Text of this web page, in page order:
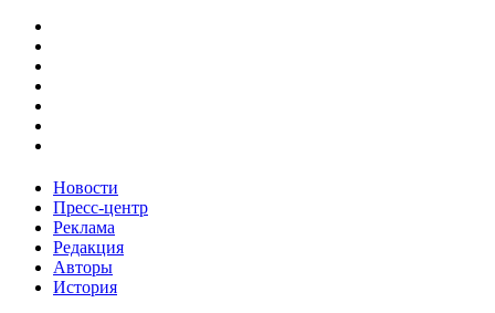
Новости
Пресс-центр
Реклама
Редакция
Авторы
История